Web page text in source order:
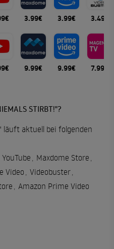
3.99€ 3.99€ 3.49€
9.99€ 9.99€ 7.99€
STIRBT!"?
läuft aktuell bei folgenden
YouTube Maxdome Store
Video Videobuster
Amazon Prime Video